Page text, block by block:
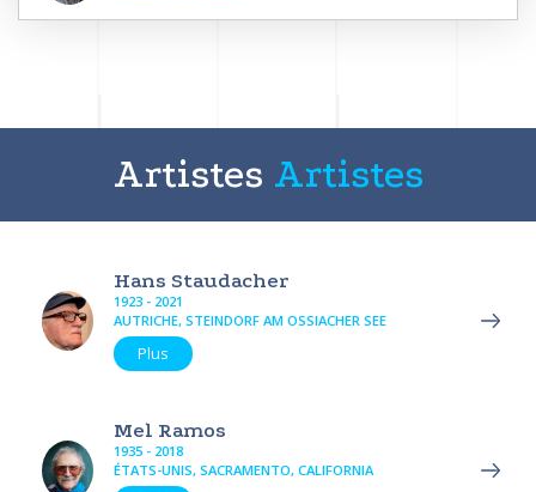
Artistes Artistes
Hans Staudacher
1923 - 2021
AUTRICHE, STEINDORF AM OSSIACHER SEE
Plus
Mel Ramos
1935 - 2018
ÉTATS-UNIS, SACRAMENTO, CALIFORNIA